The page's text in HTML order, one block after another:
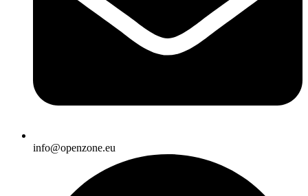
info@openzone.eu